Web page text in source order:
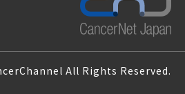
All Rights Reserved.